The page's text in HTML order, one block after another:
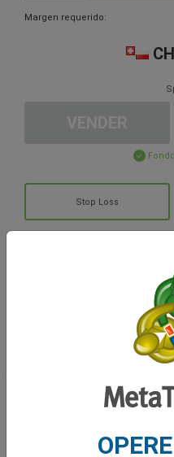
Margen requerido:
Stop Loss
Cree una